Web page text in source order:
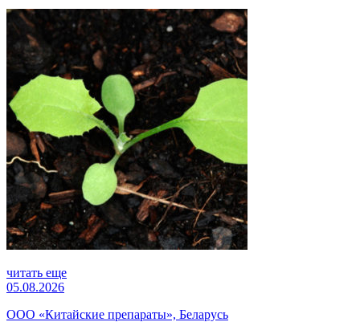
читать еще
05.08.2026
ООО «Китайские препараты», Беларусь